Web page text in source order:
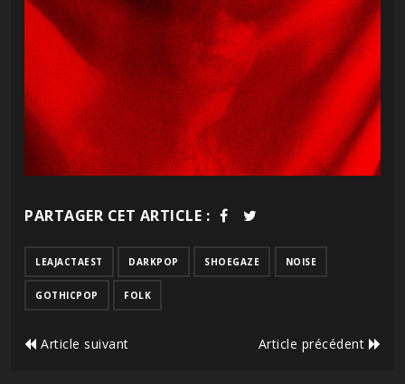
PARTAGER CET ARTICLE :
LEAJACTAEST DARKPOP SHOEGAZE NOISE
GOTHICPOP FOLK
Article suivant Article précédent